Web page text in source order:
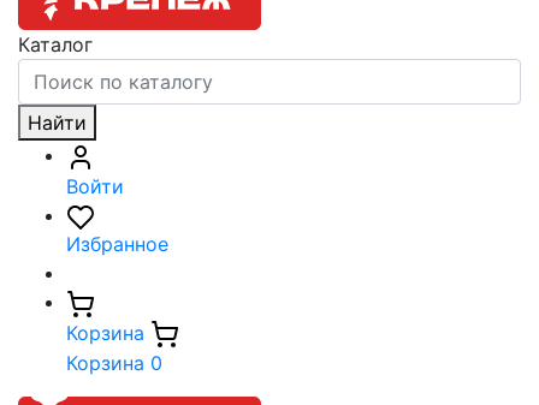
Каталог
Найти
Войти
Избранное
Корзина
Корзина 0